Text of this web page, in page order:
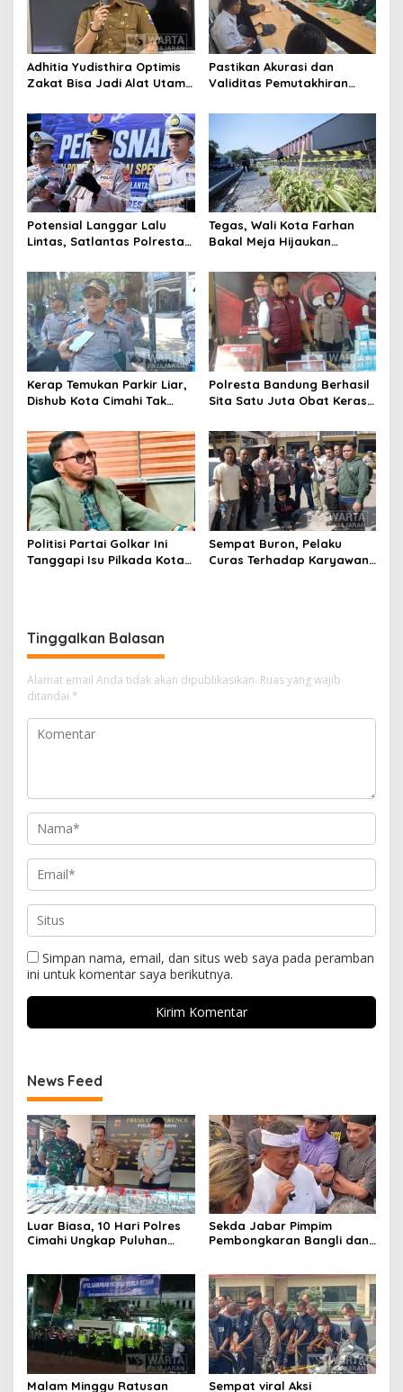
Adhitia Yudisthira Optimis
Zakat Bisa Jadi Alat Utama
Kota Cimahi
Pastikan Akurasi dan
Validitas Pemutakhiran
Cimahi Lakukan
Potensial Langgar Lalu
Lintas, Satlantas Polresta
Motor Berknalpot Brong
Tegas, Wali Kota Farhan
Bakal Meja Hijaukan
Riau
Kerap Temukan Parkir Liar,
Dishub Kota Cimahi Tak
Pembinaan
Polresta Bandung Berhasil
Sita Satu Juta Obat Keras
Kasus Narkoba
Politisi Partai Golkar Ini
Tanggapi Isu Pilkada Kota
Sempat Buron, Pelaku
Curas Terhadap Karyawan
Tinggalkan Balasan
Alamat email Anda tidak akan dipublikasikan. Ruas yang wajib
ditandai *
Simpan nama, email, dan situs web saya pada peramban
ini untuk komentar saya berikutnya.
News Feed
Luar Biasa, 10 Hari Polres
Cimahi Ungkap Puluhan
Sekda Jabar Pimpim
Pembongkaran Bangli dan
Malam Minggu Ratusan Sempat viral Aksi